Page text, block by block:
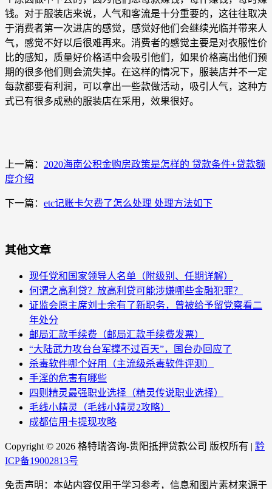
钱。对于服装店来说，人气和客流是十分重要的，这往往取决
于消费者第一次进店的感觉，感觉好他们会继续光临并带来人
气，感觉不好以后很难再来。消费者的感觉主要是对衣服性价
比的感知，质量好价格适中会吸引他们，如果价格高出他们预
期的很多他们则会流失掉。在这样的情况下，服装店并不一定
每款都要有利润，可以拿出一些款做活动，吸引人气，这种方
式已有很多成熟的服装店在采用，效果很好。
上一篇： 2020海南公积金购房政策是怎样的 贷款条件+贷款额
度介绍
下一篇： etc记账卡欠费了怎么处理 处理方法如下
其他文章
现任党和国家领导人名单（附级别、任期详解）
何谓之高利贷？放高利贷可能涉嫌哪些金融犯罪？
证监会原主席刘士余有了新职务，曾被给予留党察看二
年处分
邮局汇款手续费（邮局汇款手续费发票）
“大陆武力攻台台军撑不过百天”，国台办回应了
杀毒软件哪个好用（主流级杀毒软件评测）
手淫的危害有哪些
四则精灵最强职业选择（精灵传说职业选择）
毛线小精灵（毛线小精灵2攻略）
成都信用卡提现攻略
Copyright © 2026 格特瑞咨询-贵阳抵押贷款公司 版权所有 | 黔
ICP备19002813号
免责声明：本站内容仅用于学习参考，信息和图片素材来源于